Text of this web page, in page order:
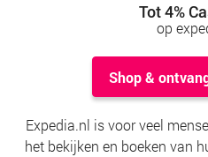
Tot 4%
op
Shop &
Expedia.nl is voor veel
het bekijken en boeken van